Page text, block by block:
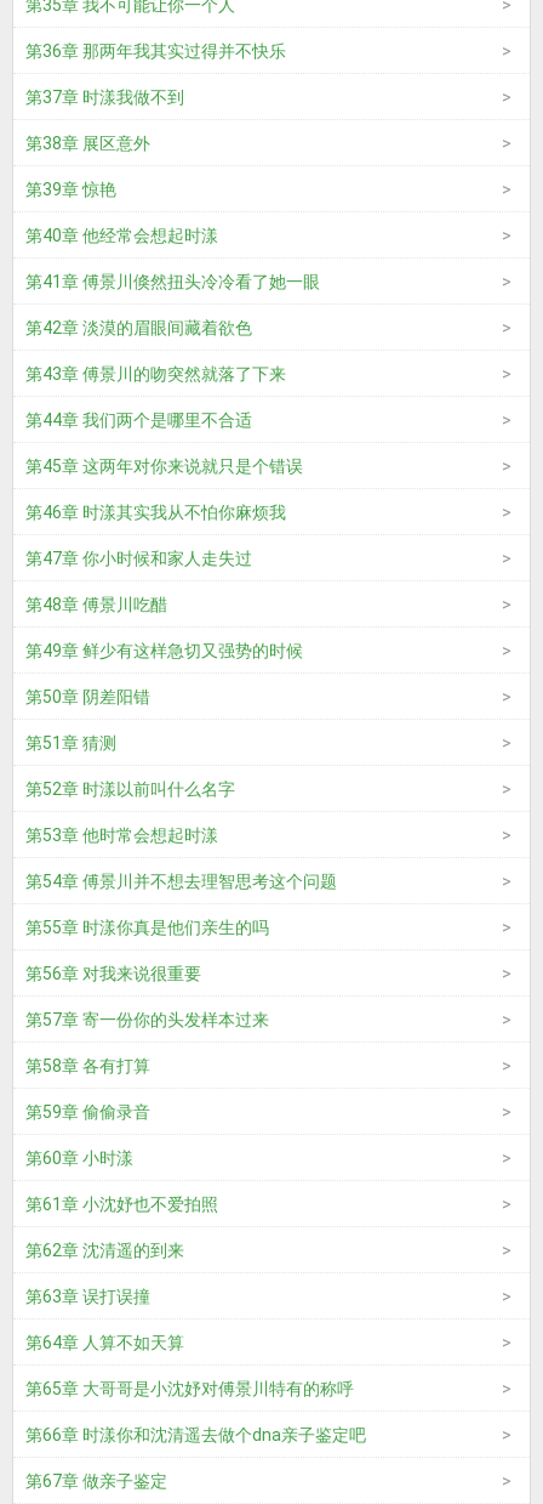
第35章 我不可能让你一个人
第36章 那两年我其实过得并不快乐
第37章 时漾我做不到
第38章 展区意外
第39章 惊艳
第40章 他经常会想起时漾
第41章 傅景川倏然扭头冷冷看了她一眼
第42章 淡漠的眉眼间藏着欲色
第43章 傅景川的吻突然就落了下来
第44章 我们两个是哪里不合适
第45章 这两年对你来说就只是个错误
第46章 时漾其实我从不怕你麻烦我
第47章 你小时候和家人走失过
第48章 傅景川吃醋
第49章 鲜少有这样急切又强势的时候
第50章 阴差阳错
第51章 猜测
第52章 时漾以前叫什么名字
第53章 他时常会想起时漾
第54章 傅景川并不想去理智思考这个问题
第55章 时漾你真是他们亲生的吗
第56章 对我来说很重要
第57章 寄一份你的头发样本过来
第58章 各有打算
第59章 偷偷录音
第60章 小时漾
第61章 小沈妤也不爱拍照
第62章 沈清遥的到来
第63章 误打误撞
第64章 人算不如天算
第65章 大哥哥是小沈妤对傅景川特有的称呼
第66章 时漾你和沈清遥去做个dna亲子鉴定吧
第67章 做亲子鉴定